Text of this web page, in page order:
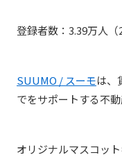
登録者数：3.39万人（
SUUMO / スーモは、
でをサポートする不動
オリジナルマスコッ